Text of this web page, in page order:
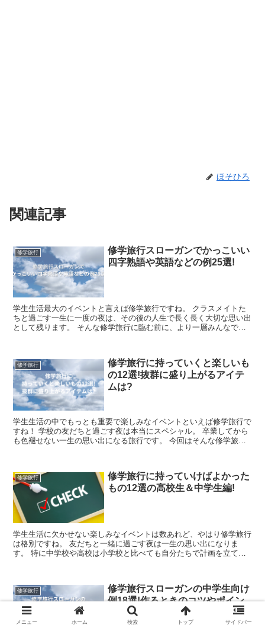
ほそひろ
関連記事
修学旅行
修学旅行スローガンでかっこいい
四字熟語や英語などの例25選!
学生生活最大のイベントと言えば修学旅行ですね。 クラスメイトた
ちと過ごす一生に一度の夜は、その後の人生で長く長く大切な思い出
として残ります。 そんな修学旅行に臨む前に、より一層みんなで旅
修学旅行
修学旅行に持っていくと楽しいも
の12選!抜群に盛り上がるアイテ
ムは?
学生生活の中でもっとも重要で楽しみなイベントといえば修学旅行で
すね！ 学校の友だちと過ごす夜は本当にスペシャル。 卒業してから
も色褪せない一生の思い出になる旅行です。 今回はそんな修学旅行
修学旅行
修学旅行に持っていけばよかった
もの12選の高校生＆中学生編!
学生生活に欠かせない楽しみなイベントは数あれど、やはり修学旅行
は格別ですね。 友だちと一緒に過ごす夜は一生の思い出になりま
す。 特に中学校や高校は小学校と比べても自分たちで計画を立てる
修学旅行
修学旅行スローガンの中学生向け
例18選!作るときのコツやポイン
トを紹介
メニュー ホーム 検索 トップ サイドバー